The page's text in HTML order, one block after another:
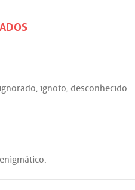
, ignoto, desconhecido.
enigmático.